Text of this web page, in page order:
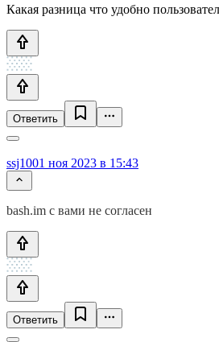
Какая разница что удобно
Ответить
ssj1001 ноя 2023 в 15:43
bash.im c вами не согласен
Ответить